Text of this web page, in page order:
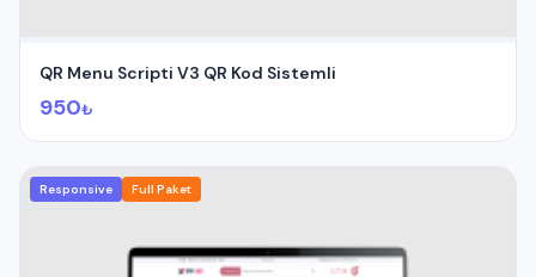
QR Menu Scripti V3 QR Kod Sistemli
950₺
Responsive Full Paket